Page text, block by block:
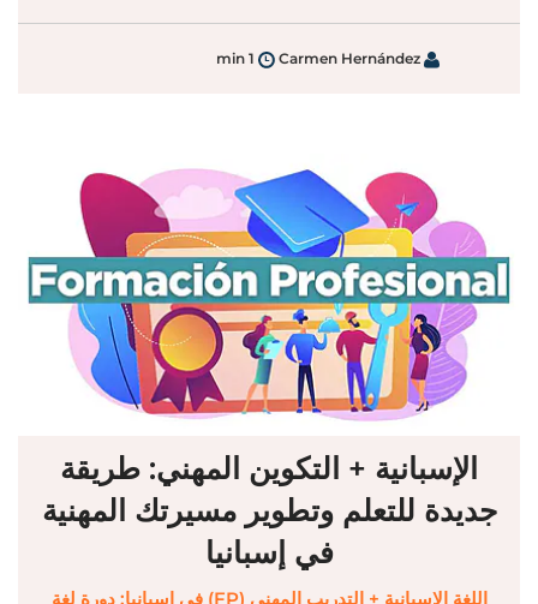
Carmen Hernández
الإسبانية + التكوين المهني: طريقة
جديدة للتعلم وتطوير مسيرتك المهنية
في إسبانيا
اللغة الإسبانية + التدريب المهني (FP) في إسبانيا: دورة لغة